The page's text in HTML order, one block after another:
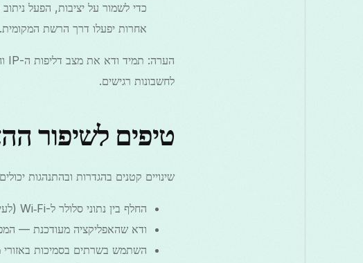
אחרות יפעלו דרך הרשת המקומית.
לחשבונות רגישים.
טיפים לשיפור
שינויים קטנים בהגדרות ובהתנהגות
החלף בין נתוני סלולר ל-Wi‑Fi (לעיתים אחד מהם מסונן פחות).
ודא שהאפליקציה מעודכנת —
השתמש בשרתים בסמיכות באזורי